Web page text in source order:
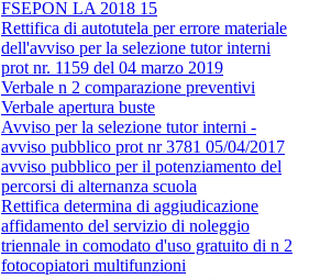
FSEPON LA 2018 15
Rettifica di autotutela per errore materiale
dell'avviso per la selezione tutor interni
prot nr. 1159 del 04 marzo 2019
Verbale n 2 comparazione preventivi
Verbale apertura buste
Avviso per la selezione tutor interni -
avviso pubblico prot nr 3781 05/04/2017
avviso pubblico per il potenziamento del
percorsi di alternanza scuola
Rettifica determina di aggiudicazione
affidamento del servizio di noleggio
triennale in comodato d'uso gratuito di n 2
fotocopiatori multifunzioni